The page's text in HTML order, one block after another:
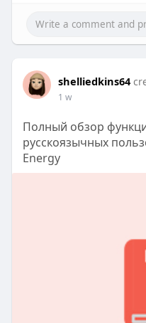
shelliedkins64
1 w
Полный обзор
русскоязычных
Energy